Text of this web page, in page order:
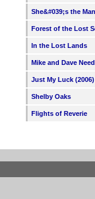
She&#039;s the Man
Forest of the Lost
In the Lost Lands
Mike and Dave
Just My Luck (2006)
Shelby Oaks
Flights of Reverie